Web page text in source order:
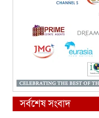
সর্বশেষ সংবাদ